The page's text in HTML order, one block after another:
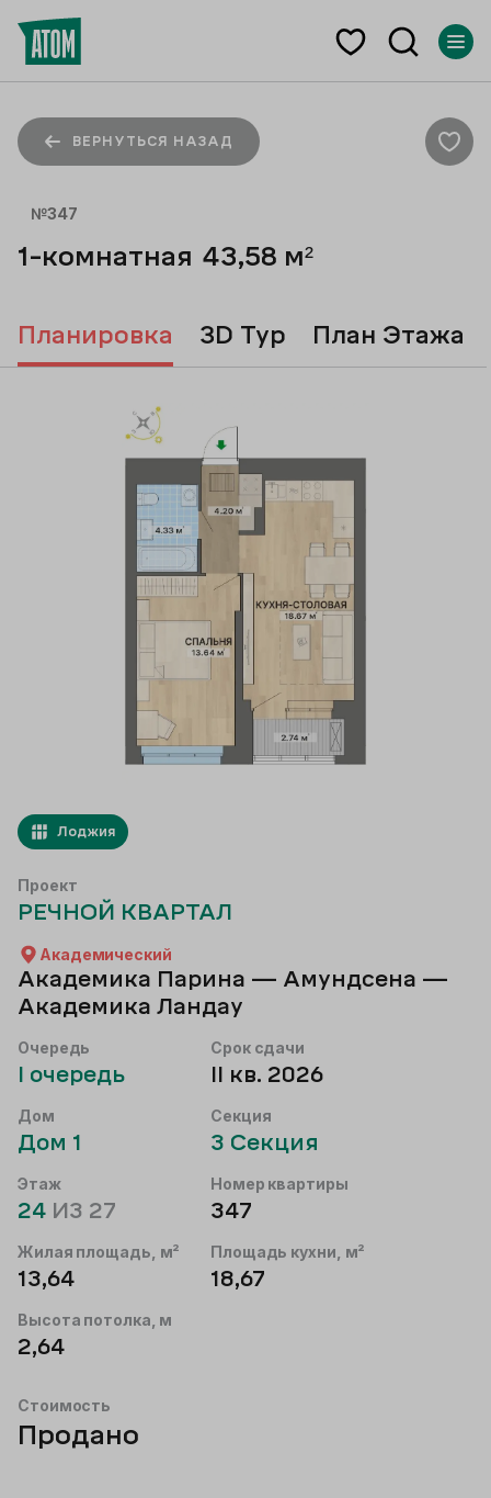
ВЕРНУТЬСЯ НАЗАД
№347
1-комнатная 43,58 м²
Лоджия
Проект
РЕЧНОЙ КВАРТАЛ
Академический
Академика Парина — Амундсена —
Академика Ландау
Очередь
I очередь
Срок сдачи
II кв. 2026
Дом
Дом 1
Секция
3 Секция
Этаж
24 ИЗ 27
Номер квартиры
347
Жилая площадь, м²
13,64
Площадь кухни, м²
18,67
Высота потолка, м
2,64
Стоимость
Продано
Планировка 3D Тур План Этажа